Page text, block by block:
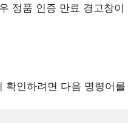
정품 인증 만료 경고창이
인하려면 다음 명령어